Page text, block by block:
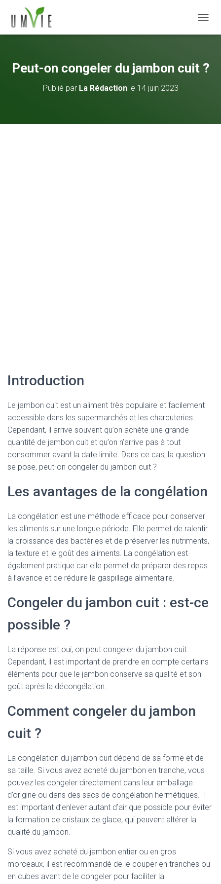
Peut-on congeler du jambon cuit ?
Publié par La Rédactionle 14 juin 2023
Introduction
Le jambon cuit est un aliment très populaire et facilement
accessible dans les supermarchés et les charcuteries.
Cependant, il arrive souvent qu’on achète une grande
quantité de jambon cuit et qu’on n’arrive pas à tout
consommer avant la date limite. Dans ce cas, la question
se pose, peut-on congeler du jambon cuit ?
Les avantages de la congélation
La congélation est une méthode efficace pour conserver
les aliments sur une longue période. Elle permet de ralentir
la croissance des bactéries et de préserver les nutriments,
la texture et le goût des aliments. La congélation est
également pratique car elle permet de préparer des repas
à l’avance et de réduire le gaspillage alimentaire.
Congeler du jambon cuit : est-ce
possible ?
La réponse est oui, on peut congeler du jambon cuit.
Cependant, il est important de prendre en compte certains
éléments pour que le jambon conserve sa qualité et son
goût après la décongélation.
Comment congeler du jambon
cuit ?
La congélation du jambon cuit dépend de sa forme et de
sa taille. Si vous avez acheté du jambon en tranche, vous
pouvez les congeler directement dans leur emballage
d’origine ou dans des sacs de congélation hermétiques. Il
est important d’enlever autant d’air que possible pour éviter
la formation de cristaux de glace, qui peuvent altérer la
qualité du jambon.
Si vous avez acheté du jambon entier ou en gros
morceaux, il est recommandé de le couper en tranches ou
en cubes avant de le congeler pour faciliter la